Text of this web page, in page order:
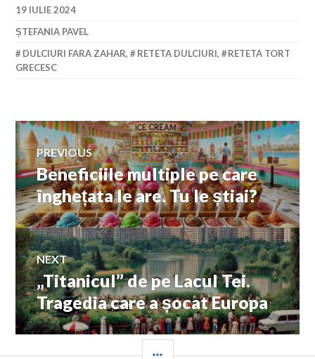
19 IULIE 2024
ȘTEFANIA PAVEL
DULCIURI FARA ZAHAR, RETETA DULCIURI,
RETETA TORT
GRECESC
Navigare
în
articole
PREVIOUS
Previous
post:
Beneficiile multiple pe care
înghețata le are. Tu le știai?
NEXT
Next
post:
„Titanicul” de pe Lacul Tei.
Tragedia care a șocat Europa